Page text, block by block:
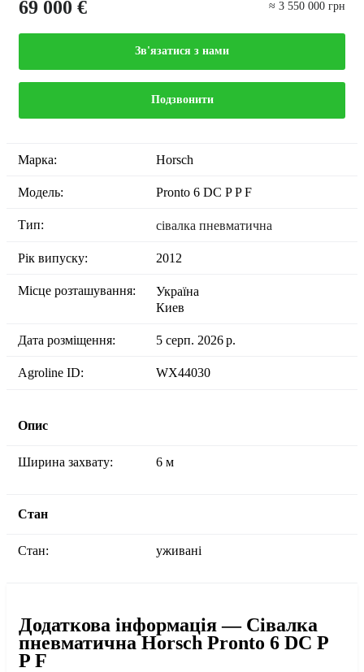
69 000 € ≈ 3 550 000 грн
Зв'язатися з нами
Подзвонити
Марка: Horsch
Модель: Pronto 6 DC P P F
Тип: сівалка пневматична
Рік випуску: 2012
Місце розташування:
Україна
Киев
Дата розміщення: 5 серп. 2026 р.
Agroline ID: WX44030
Опис
Ширина захвату: 6 м
Стан
Стан: уживані
Додаткова інформація — Сівалка
пневматична Horsch Pronto 6 DC P
P F